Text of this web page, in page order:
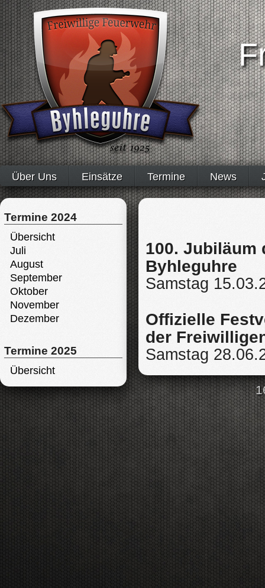
Über Uns Einsätze Termine News
Termine 2024
Übersicht
Juli
August
September
Oktober
November
Dezember
Termine 2025
Übersicht
100. Jubiläum
Byhleguhre
Samstag
Offizielle
der
Samstag